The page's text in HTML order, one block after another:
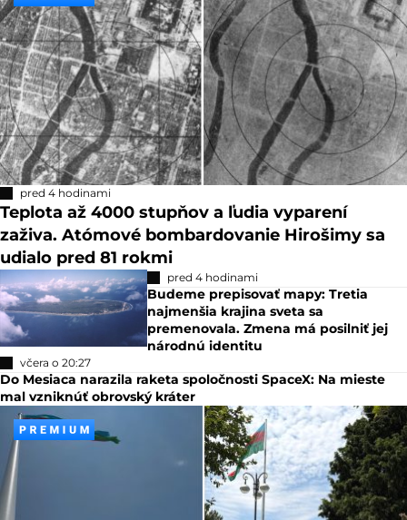
pred 4 hodinami
Teplota až 4000 stupňov a ľudia vyparení
zaživa. Atómové bombardovanie Hirošimy sa
udialo pred 81 rokmi
pred 4 hodinami
Budeme prepisovať mapy: Tretia
najmenšia krajina sveta sa
premenovala. Zmena má posilniť jej
národnú identitu
včera o 20:27
Do Mesiaca narazila raketa spoločnosti SpaceX: Na mieste
mal vzniknúť obrovský kráter